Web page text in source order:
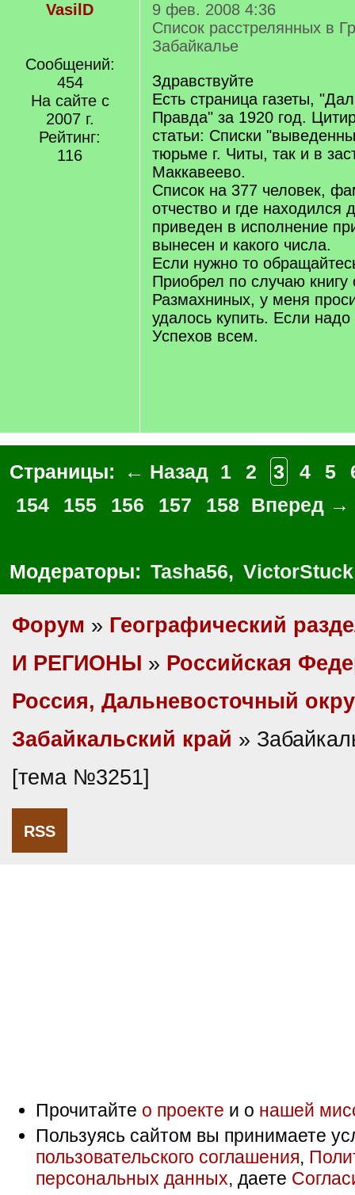
VasilD
Сообщений:
454
На сайте с
2007 г.
Рейтинг:
116
9 фев. 2008 4:36
Список расстрелянных в
Забайкалье
Здравствуйте
Есть страница газеты,
Правда" за 1920 год.
статьи: Списки
тюрьме г. Читы, так и в
Маккавеево.
Список на 377 человек,
отчество и где находился
приведен в исполнение
вынесен и какого числа.
Если нужно то
Приобрел по случаю книгу
Размахниных, у меня
удалось купить. Если
Успехов всем.
Страницы: ← Назад 1 2 3 4 5
154
155 156 157 158 Вперед →
Модераторы: Tasha56, VictorStuck
Форум » Географический
И РЕГИОНЫ » Российская
Россия, Дальневосточный
Забайкальский край »
[тема №3251]
RSS
Прочитайте о проекте и о нашей
Пользуясь сайтом вы принимаете
пользовательского соглашения,
персональных данных, даете